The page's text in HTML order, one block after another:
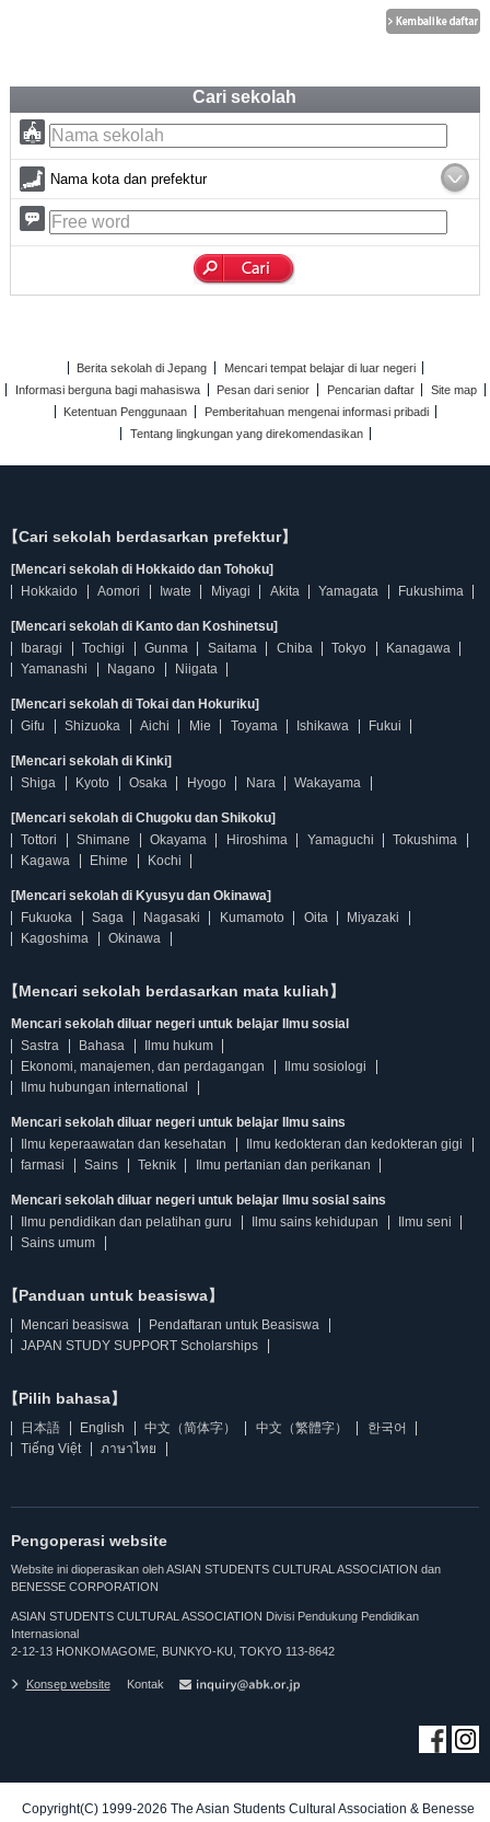
Cari sekolah
Nama kota dan prefektur
Berita sekolah di Jepang
Mencari tempat belajar di luar negeri
Informasi berguna bagi mahasiswa
Pesan dari senior Pencarian daftar
Site map
Ketentuan Penggunaan
Pemberitahuan mengenai informasi pribadi
Tentang lingkungan yang direkomendasikan
【Cari sekolah berdasarkan prefektur】
[Mencari sekolah di Hokkaido dan Tohoku]
Hokkaido
Aomori Iwate Miyagi Akita Yamagata Fukushima
[Mencari sekolah di Kanto dan Koshinetsu]
Ibaragi
Tochigi Gunma Saitama Chiba Tokyo
Kanagawa
Yamanashi
Nagano Niigata
[Mencari sekolah di Tokai dan Hokuriku]
Gifu
Shizuoka Aichi Mie Toyama Ishikawa Fukui
[Mencari sekolah di Kinki]
Shiga
Kyoto Osaka Hyogo Nara Wakayama
[Mencari sekolah di Chugoku dan Shikoku]
Tottori
Shimane Okayama Hiroshima Yamaguchi
Tokushima
Kagawa
Ehime Kochi
[Mencari sekolah di Kyusyu dan Okinawa]
Fukuoka
Saga Nagasaki Kumamoto Oita
Miyazaki
Kagoshima
Okinawa
【Mencari sekolah berdasarkan mata kuliah】
Mencari sekolah diluar negeri untuk belajar Ilmu sosial
Sastra
Bahasa
Ilmu hukum
Ekonomi, manajemen, dan perdagangan
Ilmu sosiologi
Ilmu hubungan international
Mencari sekolah diluar negeri untuk belajar Ilmu sains
Ilmu keperaawatan dan kesehatan
Ilmu kedokteran dan kedokteran gigi
farmasi
Sains Teknik Ilmu pertanian dan perikanan
Mencari sekolah diluar negeri untuk belajar Ilmu sosial sains
Ilmu pendidikan dan pelatihan guru
Ilmu sains kehidupan
Ilmu seni
Sains umum
【Panduan untuk beasiswa】
Mencari beasiswa
Pendaftaran untuk Beasiswa
JAPAN STUDY SUPPORT Scholarships
【Pilih bahasa】
日本語 English 中文（简体字） 中文（繁體字）
한국어
Tiếng Việt
ภาษาไทย
Pengoperasi website
Website ini dioperasikan oleh ASIAN STUDENTS CULTURAL ASSOCIATION dan
BENESSE CORPORATION
ASIAN STUDENTS CULTURAL ASSOCIATION Divisi Pendukung Pendidikan
Internasional
2-12-13 HONKOMAGOME, BUNKYO-KU, TOKYO 113-8642
Konsep website Kontak
Copyright(C) 1999-2026 The Asian Students Cultural Association & Benesse